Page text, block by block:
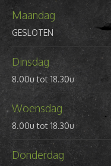
Maandag
GESLOTEN
Dinsdag
8.00u tot 18.30u
Woensdag
8.00u tot 18.30u
Donderdag